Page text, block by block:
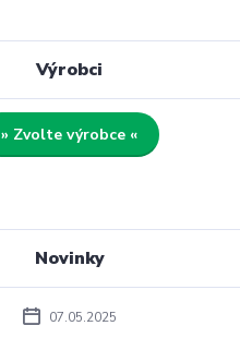
Novinky
07.05.2025
Výrobci
» Zvolte výrobce «